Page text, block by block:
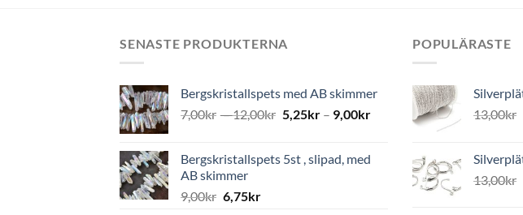
SENASTE PRODUKTERNA
Bergskristallspets med AB skimmer
7,00kr –12,00kr 5,25kr– 9,00kr
Bergskristallspets 5st , slipad, med
AB skimmer
9,00kr 6,75kr
POPULÄRASTE
13,00kr
13,00kr